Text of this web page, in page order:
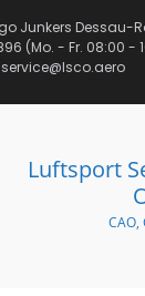
Junkers Dessau-
(Mo. - Fr. 08:00 -
service@lsco.aero
Luftsport
CAO,